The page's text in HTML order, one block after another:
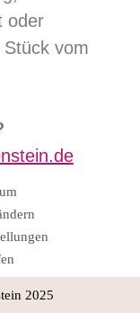
oder
vom
2025